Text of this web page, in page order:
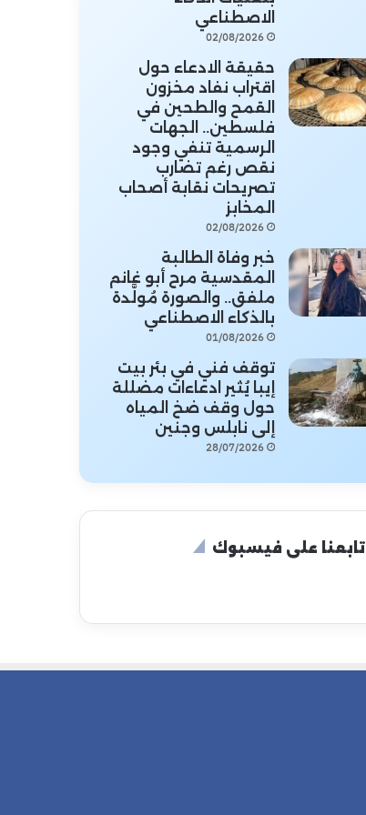
الاصطناعي
02/08/2026
حقيقة الادعاء حول
اقتراب نفاد مخزون
القمح والطحين في
فلسطين.. الجهات
الرسمية تنفي وجود
نقص رغم تضارب
تصريحات نقابة أصحاب
المخابز
02/08/2026
خبر وفاة الطالبة
المقدسية مرح أبو غانم
ملفق.. والصورة مُولَّدة
بالذكاء الاصطناعي
01/08/2026
توقف فني في بئر بيت
إيبا يُثير ادعاءات مضللة
حول وقف ضخ المياه
إلى نابلس وجنين
28/07/2026
تابعنا على فيسبوك